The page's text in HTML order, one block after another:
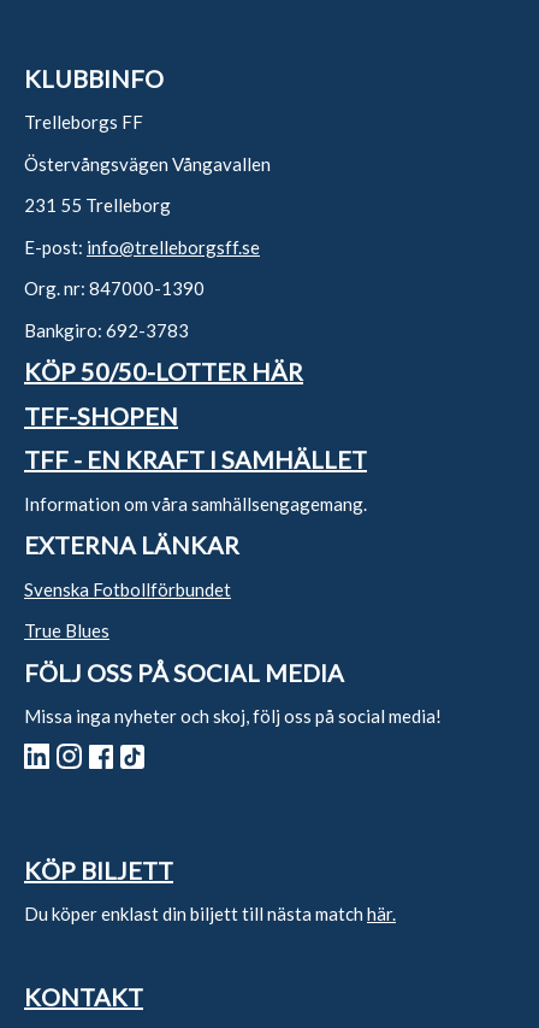
KLUBBINFO
Trelleborgs FF
Östervångsvägen Vångavallen
231 55 Trelleborg
E-post: info@trelleborgsff.se
Org. nr: 847000-1390
Bankgiro: 692-3783
KÖP 50/50-LOTTER HÄR
TFF-SHOPEN
TFF - EN KRAFT I SAMHÄLLET
Information om våra samhällsengagemang.
EXTERNA LÄNKAR
Svenska Fotbollförbundet
True Blues
FÖLJ OSS PÅ SOCIAL MEDIA
Missa inga nyheter och skoj, följ oss på social media!
KÖP BILJETT
Du köper enklast din biljett till nästa match här.
KONTAKT